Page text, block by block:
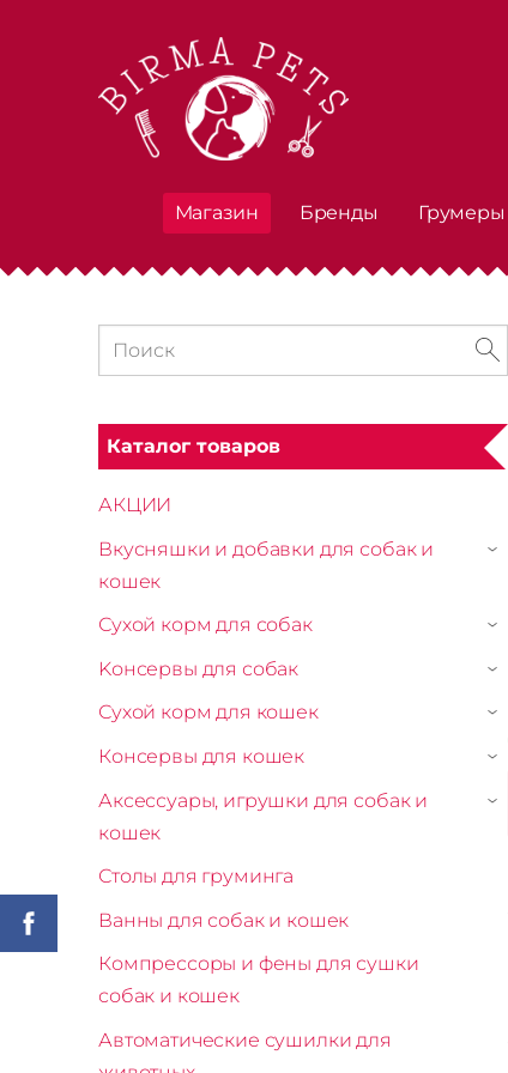
Магазин Бренды Грумеры
Каталог товаров
АКЦИИ
Вкусняшки и добавки для собак и
кошек
›
Сухой корм для собак ›
Kонсервы для собак ›
Сухой корм для кошек ›
Консервы для кошек ›
Аксессуары, игрушки для собак и
кошек
›
Столы для груминга
Ванны для собак и кошек
Компрессоры и фены для сушки
собак и кошек
Автоматические сушилки для